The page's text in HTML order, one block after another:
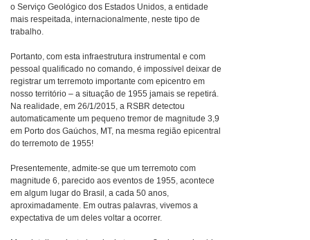
o Serviço Geológico dos Estados Unidos, a entidade
mais respeitada, internacionalmente, neste tipo de
trabalho.
Portanto, com esta infraestrutura instrumental e com
pessoal qualificado no comando, é impossível deixar de
registrar um terremoto importante com epicentro em
nosso território – a situação de 1955 jamais se repetirá.
Na realidade, em 26/1/2015, a RSBR detectou
automaticamente um pequeno tremor de magnitude 3,9
em Porto dos Gaúchos, MT, na mesma região epicentral
do terremoto de 1955!
Presentemente, admite-se que um terremoto com
magnitude 6, parecido aos eventos de 1955, acontece
em algum lugar do Brasil, a cada 50 anos,
aproximadamente. Em outras palavras, vivemos a
expectativa de um deles voltar a ocorrer.